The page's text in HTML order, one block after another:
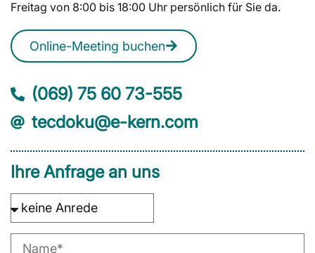
Freitag von 8:00 bis 18:00 Uhr persönlich für Sie da.
Online-Meeting buchen
(069) 75 60 73-555
tecdoku@e-kern.com
Ihre Anfrage an uns